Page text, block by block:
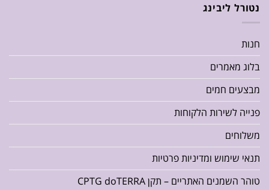
נטורל ליבינג
חנות
בלוג מאמרים
מבצעים חמים
פנייה לשירות הלקוחות
משלוחים
תנאי שימוש ומדיניות פרטיות
טוהר השמנים האתריים – תקן CPTG doTERRA